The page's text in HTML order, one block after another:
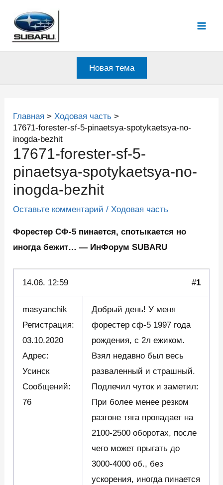
содержимому
Новая тема
Главная
Ходовая часть
17671-forester-sf-5-pinaetsya-spotykaetsya-no-
inogda-bezhit
17671-forester-sf-5-
pinaetsya-spotykaetsya-no-
inogda-bezhit
Оставьте комментарий /Ходовая часть
Форестер СФ-5 пинается, спотыкается но
иногда бежит… — ИнФорум SUBARU
14.06. 12:59 #1
masyanchik
Регистрация:
03.10.2020
Адрес:
Усинск
Сообщений:
76
Добрый день! У меня
форестер сф-5 1997 года
рождения, с 2л ежиком.
Взял недавно был весь
разваленный и страшный.
Подлечил чуток и заметил:
При более менее резком
разгоне тяга пропадает на
2100-2500 оборотах, после
чего может прыгать до
3000-4000 об., без
ускорения, иногда пинается